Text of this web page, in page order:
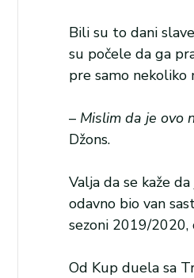
Bili su to dani
su počele da ga
pre samo nekoliko
– Mislim da je ovo
Džons.
Valja da se kaže
odavno bio van
sezoni 2019/2020,
Od Kup duela sa